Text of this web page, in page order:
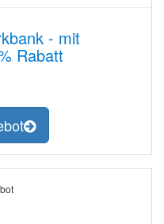
- mit
Rabatt